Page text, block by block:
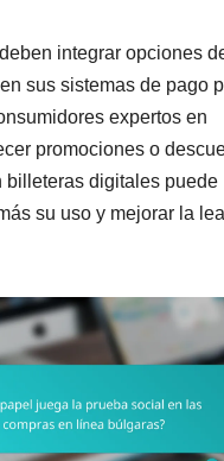
integrar opciones
sus sistemas de pago
expertos en
promociones o
billeteras digitales puede
su uso y mejorar la